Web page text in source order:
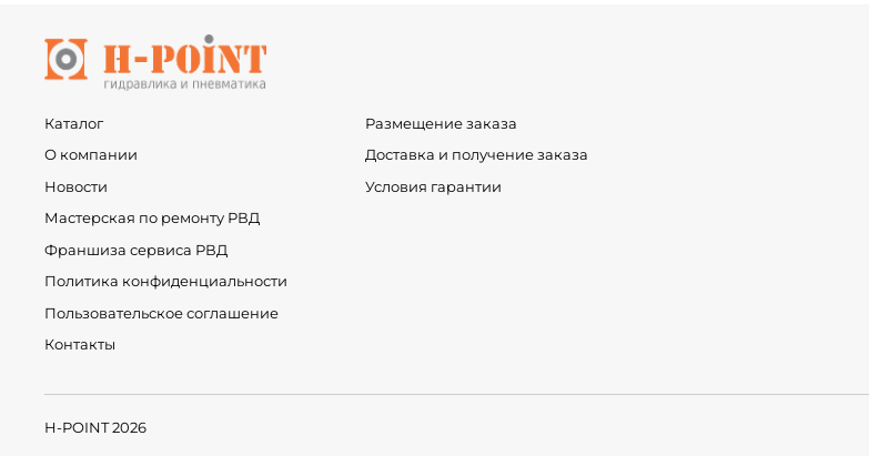
Каталог
О компании
Новости
Мастерская по ремонту РВД
Франшиза сервиса РВД
Политика конфиденциальности
Пользовательское соглашение
Контакты
Размещение заказа
Доставка и получение заказа
Условия гарантии
H-POINT 2026